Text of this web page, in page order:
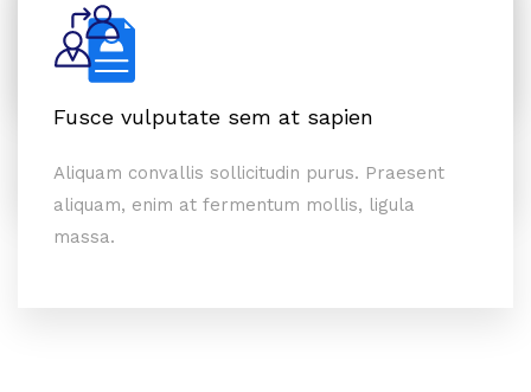
massa.
Fusce vulputate sem at sapien
Aliquam convallis sollicitudin purus. Praesent
Fusce vulputate sem at sapien
Aliquam convallis sollicitudin purus. Praesent
aliquam, enim at fermentum mollis, ligula
massa.